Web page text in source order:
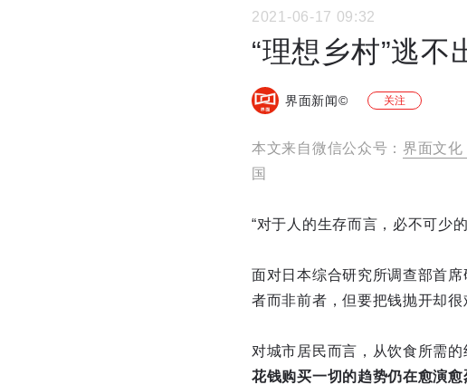
2021-06-17 09:32
“理想乡村”逃不
界面新闻© 关注
本文来自微信公众号： 界面文化
国
“对于人的生存而言，必不可少
面对日本综合研究所调查部首
者而非前者，但要把钱抛开却很
对城市居民而言，从饮食所需
花钱购买一切的趋势仍在愈演愈